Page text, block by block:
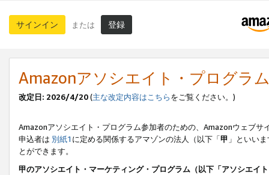
サインイン または 登録
Amazonアソシエイト・プログラ
改定日: 2026/4/20(主な改定内容はこちらをご覧ください。)
Amazonアソシエイト・プログラム参加者のための、Amazonウェブサ
申込者は 別紙1 に定める関係するアマゾンの法人（以下「甲 」といい
とができます。
甲のアソシエイト・マーケティング・プログラム（以下「アソシエイ